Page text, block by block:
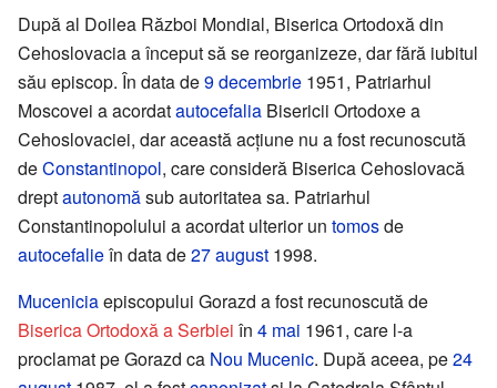
După al Doilea Război Mondial, Biserica Ortodoxă din
Cehoslovacia a început să se reorganizeze, dar fără iubitul
său episcop. În data de9 decembrie 1951, Patriarhul
Moscovei a acordatautocefalia Bisericii Ortodoxe a
Cehoslovaciei, dar această acțiune nu a fost recunoscută
deConstantinopol, care consideră Biserica Cehoslovacă
dreptautonomăsub autoritatea sa. Patriarhul
Constantinopolului a acordat ulterior un tomosde
autocefalieîn data de27 august 1998.
Muceniciaepiscopului Gorazd a fost recunoscută de
Biserica Ortodoxă a Serbiei în 4 mai 1961, care l-a
proclamat pe Gorazd ca Nou Mucenic. După aceea, pe24